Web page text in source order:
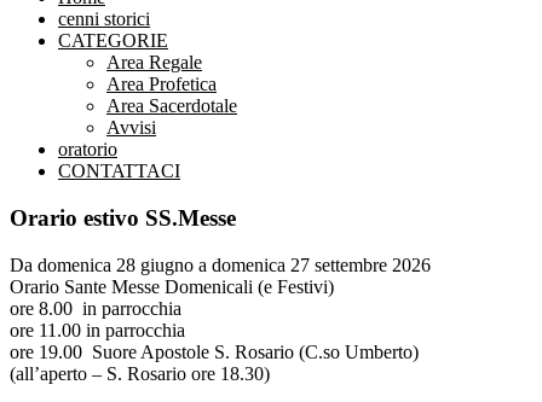
cenni storici
CATEGORIE
Area Regale
Area Profetica
Area Sacerdotale
Avvisi
oratorio
CONTATTACI
Orario estivo SS.Messe
Da domenica 28 giugno a domenica 27 settembre 2026
Orario Sante Messe Domenicali (e Festivi)
ore 8.00 in parrocchia
ore 11.00 in parrocchia
ore 19.00 Suore Apostole S. Rosario (C.so Umberto)
(all’aperto – S. Rosario ore 18.30)